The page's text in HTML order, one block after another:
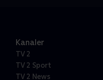
Kanaler
TV 2
TV 2 Sport
TV 2 News